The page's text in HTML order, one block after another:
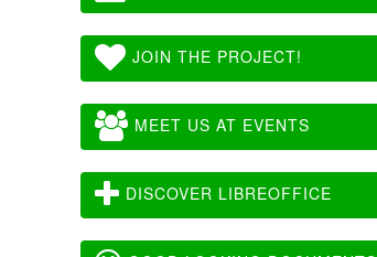
JOIN THE PROJECT!
MEET US AT EVENTS
DISCOVER LIBREOFFICE